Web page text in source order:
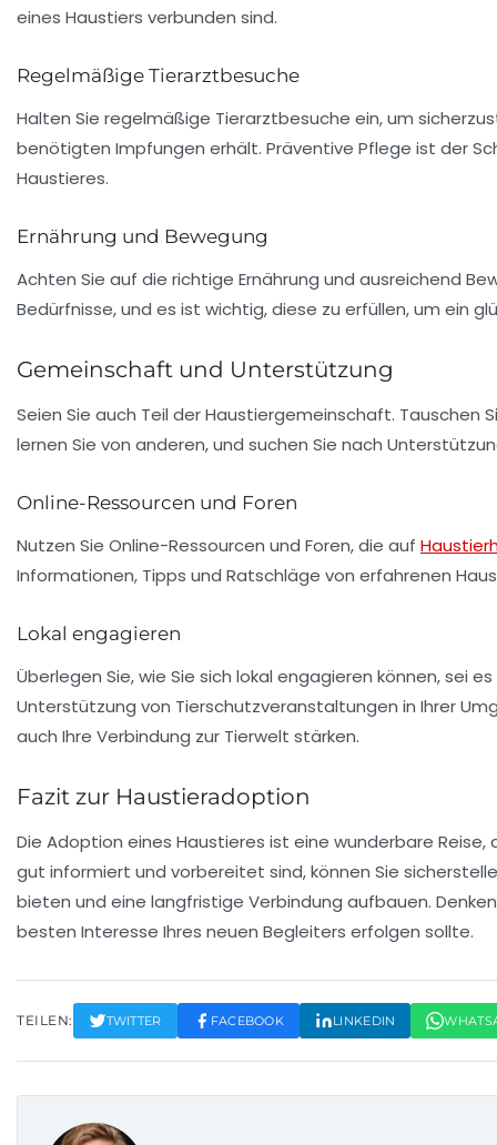
eines Haustiers verbunden sind.
Regelmäßige Tierarztbesuche
Halten Sie regelmäßige Tierarztbesuche ein, um
benötigten Impfungen erhält. Präventive Pflege ist der
Haustieres.
Ernährung und Bewegung
Achten Sie auf die richtige Ernährung und ausreichend
Bedürfnisse, und es ist wichtig, diese zu erfüllen, um ein
Gemeinschaft und Unterstützung
Seien Sie auch Teil der Haustiergemeinschaft. Tauschen
lernen Sie von anderen, und suchen Sie nach
Online-Ressourcen und Foren
Nutzen Sie Online-Ressourcen und Foren, die auf
Informationen, Tipps und Ratschläge von erfahrenen
Lokal engagieren
Überlegen Sie, wie Sie sich lokal engagieren können, sei
Unterstützung von Tierschutzveranstaltungen in Ihrer
auch Ihre Verbindung zur Tierwelt stärken.
Fazit zur Haustieradoption
Die Adoption eines Haustieres ist eine wunderbare
gut informiert und vorbereitet sind, können Sie
bieten und eine langfristige Verbindung aufbauen.
besten Interesse Ihres neuen Begleiters erfolgen sollte.
TEILEN: TWITTER FACEBOOK LINKEDIN